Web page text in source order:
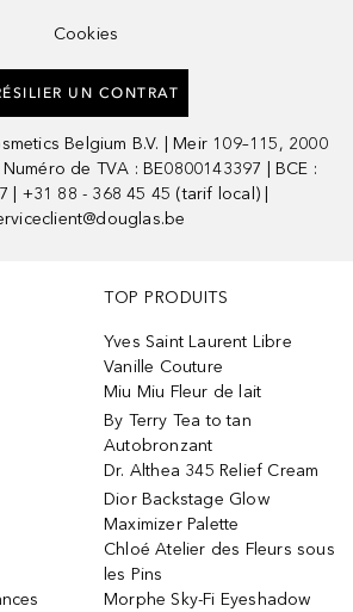
Cookies
UN CONTRAT
Belgium B.V. | Meir 109–115, 2000
de TVA : BE0800143397 | BCE :
| +31 88 - 368 45 45 (tarif local) |
TOP PRODUITS
Yves Saint Laurent Libre
Vanille Couture
Miu Miu Fleur de lait
By Terry Tea to tan
Autobronzant
Dr. Althea 345 Relief Cream
Dior Backstage Glow
Maximizer Palette
Chloé Atelier des Fleurs sous
les Pins
Morphe Sky-Fi Eyeshadow